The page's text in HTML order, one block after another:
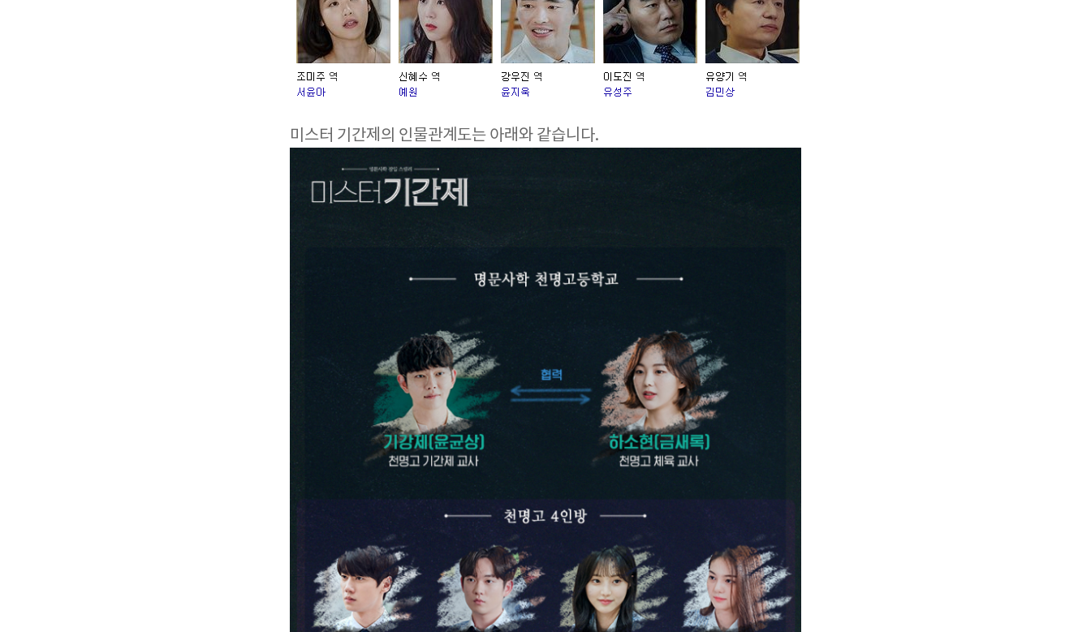
미스터 기간제의 인물관계도는 아래와 같습니다.